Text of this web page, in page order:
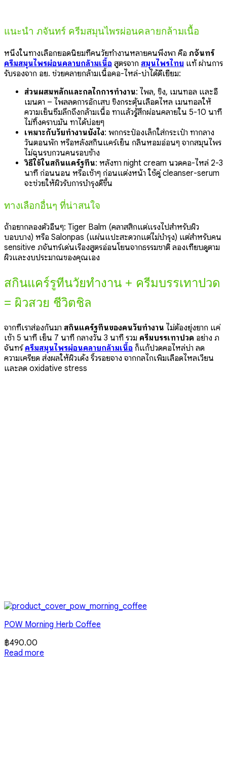
แนะนำ ภจันทร์ ครีมสมุนไพรผ่อนคลายกล้ามเนื้อ
หนึ่งในทางเลือกยอดนิยมที่คนวัยทำงานหลายคนพึ่งพา คือ ภจันทร์
ครีมสมุนไพรผ่อนคลายกล้ามเนื้อ สูตรจาก สมุนไพรไทย แท้ ผ่านการ
รับรองจาก อย. ช่วยคลายกล้ามเนื้อคอ-ไหล่-บ่าได้ดีเยี่ยม:
ส่วนผสมหลักและกลไกการทำงาน: ไพล, ขิง, เมนทอล และอี
เมนดา – ไพลลดการอักเสบ ขิงกระตุ้นเลือดไหล เมนทอลให้
ความเย็นซึมลึกถึงกล้ามเนื้อ ทาแล้วรู้สึกผ่อนคลายใน 5-10 นาที
ไม่ทิ้งคราบมัน ทาได้บ่อยๆ
เหมาะกับวัยทำงานยังไง: พกกระป๋องเล็กใส่กระเป๋า ทากลาง
วันตอนพัก หรือหลังสกินแคร์เย็น กลิ่นหอมอ่อนๆ จากสมุนไพร
ไม่ฉุนรบกวนคนรอบข้าง
วิธีใช้ในสกินแคร์รูทีน: หลังทา night cream นวดคอ-ไหล่ 2-3
นาที ก่อนนอน หรือเช้าๆ ก่อนแต่งหน้า ใช้คู่ cleanser-serum
จะช่วยให้ผิวรับการบำรุงดีขึ้น
ทางเลือกอื่นๆ ที่น่าสนใจ
ถ้าอยากลองตัวอื่นๆ: Tiger Balm (คลาสสิกแต่แรงไปสำหรับผิว
บอบบาง) หรือ Salonpas (แผ่นแปะสะดวกแต่ไม่บำรุง) แต่สำหรับคน
sensitive ภจันทร์เด่นเรื่องสูตรอ่อนโยนจากธรรมชาติ ลองเทียบดูตาม
ผิวและงบประมาณของคุณเอง
สกินแคร์รูทีนวัยทำงาน + ครีมบรรเทาปวด
= ผิวสวย ชีวิตชิล
จากที่เราส่องกันมา สกินแคร์รูทีนของคนวัยทำงาน ไม่ต้องยุ่งยาก แค่
เช้า 5 นาที เย็น 7 นาที กลางวัน 3 นาที รวม ครีมบรรเทาปวด อย่าง ภ
จันทร์ครีมสมุนไพรผ่อนคลายกล้ามเนื้อ ก็แก้ปวดคอไหล่บ่า ลด
ความเครียด ส่งผลให้ผิวเด้ง ริ้วรอยจาง จากกลไกเพิ่มเลือดไหลเวียน
และลด oxidative stress
POW Morning Herb Coffee
฿490.00
Read more